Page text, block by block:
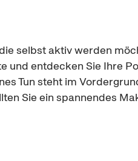
selbst aktiv werden
und entdecken Sie Ihre
Tun steht im
Sie ein spannendes